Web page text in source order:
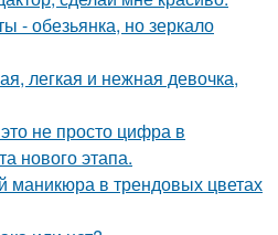
- обезьянка, но зеркало
легкая и нежная девочка,
не просто цифра в
нового этапа.
маникюра в трендовых цветах